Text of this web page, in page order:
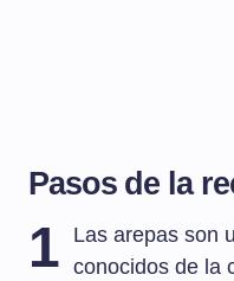
Pasos de la
1
Las arepas son
conocidos de la